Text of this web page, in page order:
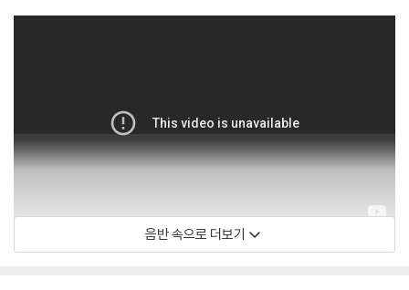
음반 속으로 더보기